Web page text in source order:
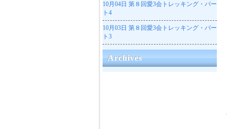
10月04日 第８回愛3会トレッキング・パー
ト4
10月03日 第８回愛3会トレッキング・パー
ト3
Archives